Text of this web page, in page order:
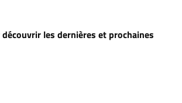
les dernières et prochaines